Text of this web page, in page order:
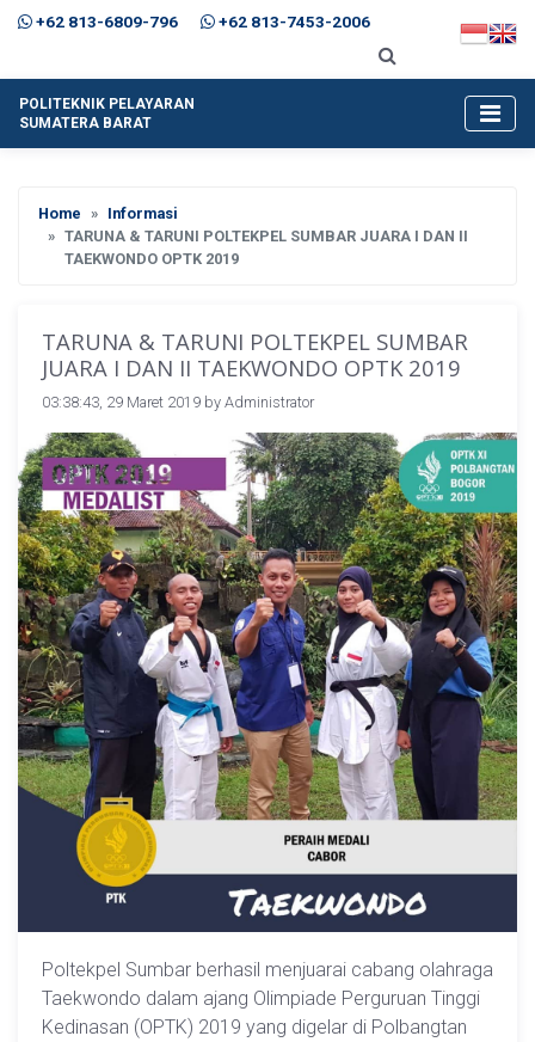
+62 813-6809-796 +62 813-7453-2006
POLITEKNIK PELAYARAN
SUMATERA BARAT
Home
Informasi
TARUNA & TARUNI POLTEKPEL SUMBAR JUARA I DAN II
TAEKWONDO OPTK 2019
TARUNA & TARUNI POLTEKPEL SUMBAR
JUARA I DAN II TAEKWONDO OPTK 2019
03:38:43, 29 Maret 2019 by Administrator
Poltekpel Sumbar berhasil menjuarai cabang olahraga
Taekwondo dalam ajang Olimpiade Perguruan Tinggi
Kedinasan (OPTK) 2019 yang digelar di Polbangtan